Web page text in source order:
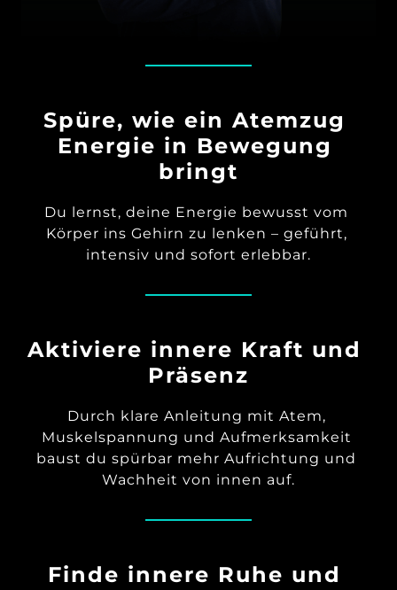
Spüre, wie ein Atemzug
Energie in Bewegung
bringt
Du lernst, deine Energie bewusst vom
Körper ins Gehirn zu lenken – geführt,
intensiv und sofort erlebbar.
Aktiviere innere Kraft und
Präsenz
Durch klare Anleitung mit Atem,
Muskelspannung und Aufmerksamkeit
baust du spürbar mehr Aufrichtung und
Wachheit von innen auf.
Finde innere Ruhe und